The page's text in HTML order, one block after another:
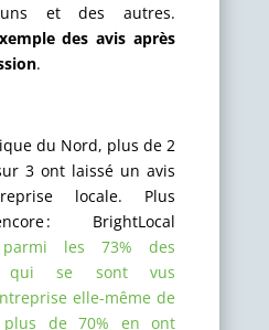
et des autres.
des avis après
.
du Nord, plus de 2
3 ont laissé un avis
locale. Plus
: BrightLocal
parmi les 73% des
qui se sont vus
elle-même de
de 70% en ont